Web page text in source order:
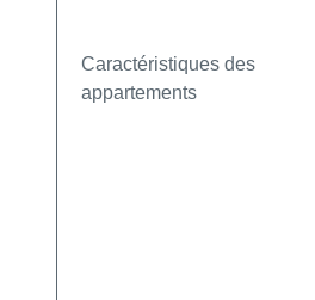
Caractéristiques des
appartements